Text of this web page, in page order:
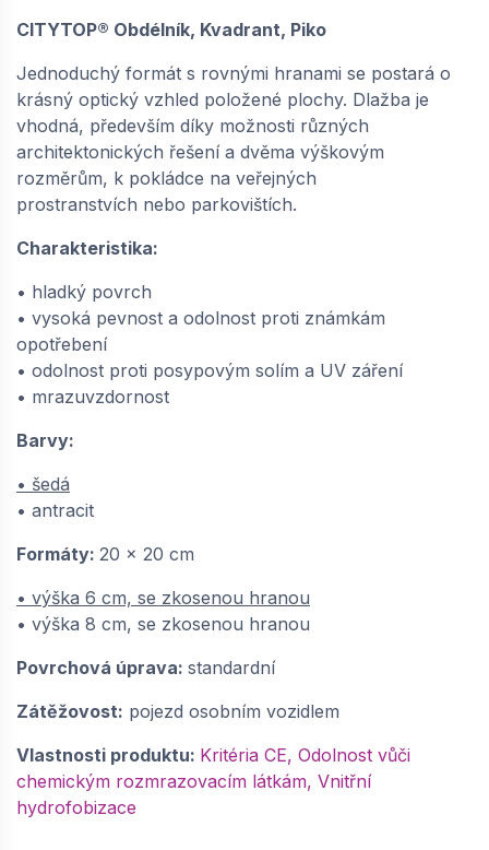
CITYTOP® Obdélník, Kvadrant, Piko
Jednoduchý formát s rovnými hranami se postará o
krásný optický vzhled položené plochy. Dlažba je
vhodná, především díky možnosti různých
architektonických řešení a dvěma výškovým
rozměrům, k pokládce na veřejných
prostranstvích nebo parkovištích.
Charakteristika:
• hladký povrch
• vysoká pevnost a odolnost proti známkám
opotřebení
• odolnost proti posypovým solím a UV záření
• mrazuvzdornost
Barvy:
• šedá
• antracit
Formáty: 20 x 20 cm
• výška 6 cm, se zkosenou hranou
• výška 8 cm, se zkosenou hranou
Povrchová úprava: standardní
Zátěžovost: pojezd osobním vozidlem
Vlastnosti produktu: Kritéria CE, Odolnost vůči
chemickým rozmrazovacím látkám, Vnitřní
hydrofobizace